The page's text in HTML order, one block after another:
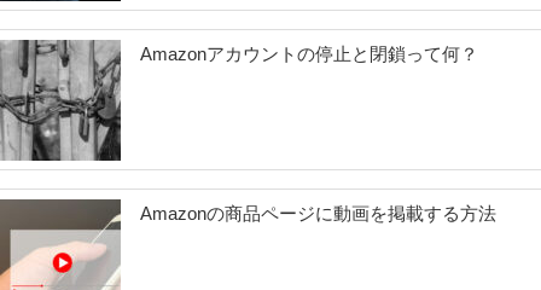
Amazonアカウントの停止と閉鎖って何？
Amazonの商品ページに動画を掲載する方法